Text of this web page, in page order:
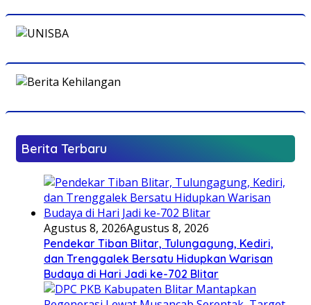
Berita Terbaru
Agustus 8, 2026Agustus 8, 2026
Pendekar Tiban Blitar, Tulungagung, Kediri,
dan Trenggalek Bersatu Hidupkan Warisan
Budaya di Hari Jadi ke-702 Blitar